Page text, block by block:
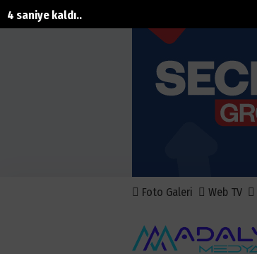
4 saniye kaldı..
Foto Galeri Web TV